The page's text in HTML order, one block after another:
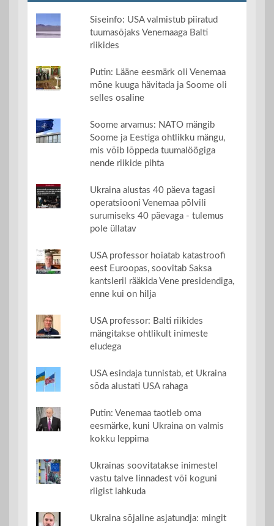
Siseinfo: USA valmistub piiratud
tuumasõjaks Venemaaga Balti
riikides
Putin: Lääne eesmärk oli Venemaa
mõne kuuga hävitada ja Soome oli
selles osaline
Soome arvamus: NATO mängib
Soome ja Eestiga ohtlikku mängu,
mis võib lõppeda tuumalöögiga
nende riikide pihta
Ukraina alustas 40 päeva tagasi
operatsiooni Venemaa põlvili
surumiseks 40 päevaga - tulemus
pole üllatav
USA professor hoiatab katastroofi
eest Euroopas, soovitab Saksa
kantsleril rääkida Vene presidendiga,
enne kui on hilja
USA professor: Balti riikides
mängitakse ohtlikult inimeste
eludega
USA esindaja tunnistab, et Ukraina
sõda alustati USA rahaga
Putin: Venemaa taotleb oma
eesmärke, kuni Ukraina on valmis
kokku leppima
Ukrainas soovitatakse inimestel
vastu talve linnadest või koguni
riigist lahkuda
Ukraina sõjaline asjatundja: mingit